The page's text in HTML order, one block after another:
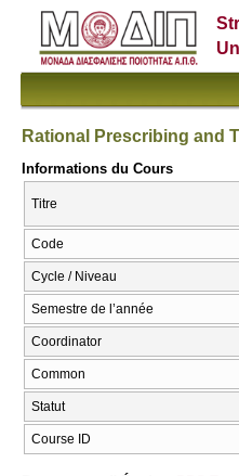
Rational Prescribing and
Informations du Cours
Titre
Code
Cycle / Niveau
Semestre de l’année
Coordinator
Common
Statut
Course ID